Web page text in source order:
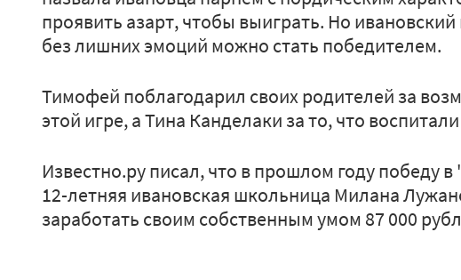
проявить азарт, чтобы выиграть. Но
без лишних эмоций можно стать победителем.
Тимофей поблагодарил своих родителей за
этой игре, а Тина Канделаки за то, что
Известно.ру писал, что в прошлом году победу в
12-летняя ивановская школьница Милана
заработать своим собственным умом 87 000